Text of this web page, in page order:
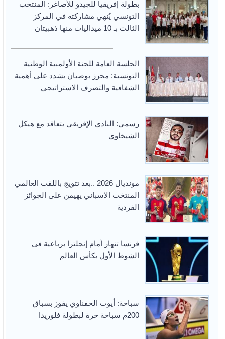
بطولة إفريقيا للجيدو للأصاغر: المنتخب
التونسي يُنهي مشاركته في المركز
الثالث بـ 10 ميداليات منها ذهبيتان
الجلسة العامة للجنة الأولمبية الوطنية
التونسية: محرز بوصيان يشدد على أهمية
الشفافية والتصرف الاستراتيجي
رسمي: النادي الإفريقي يتعاقد مع هيكل
الشيخاوي
مونديال 2026 ..بعد تتويج باللقب العالمي
المنتخب الاسباني يهيمن على الجوائز
الفردية
فرنسا تنهار أمام إنجلترا برباعية فى
الشوط الأول بكأس العالم
سباحة: أيوب الحفناوي يفوز بسباق
200م سباحة حرة لبطولة فلوريدا